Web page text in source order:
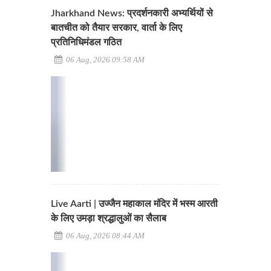
Jharkhand News: प्रदर्शनकारी अभ्यर्थियों से
बातचीत को तैयार सरकार, वार्ता के लिए
प्रतिनिधिमंडल गठित
06 Aug, 2026 09:58 AM
Live Aarti | उज्जैन महाकाल मंदिर में भस्म आरती
के लिए उमड़ा श्रद्धालुओं का सैलाब
06 Aug, 2026 08:44 AM